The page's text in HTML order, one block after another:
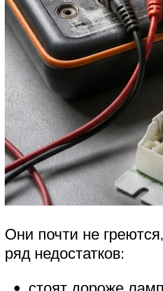
Они почти не
ряд недостатков: